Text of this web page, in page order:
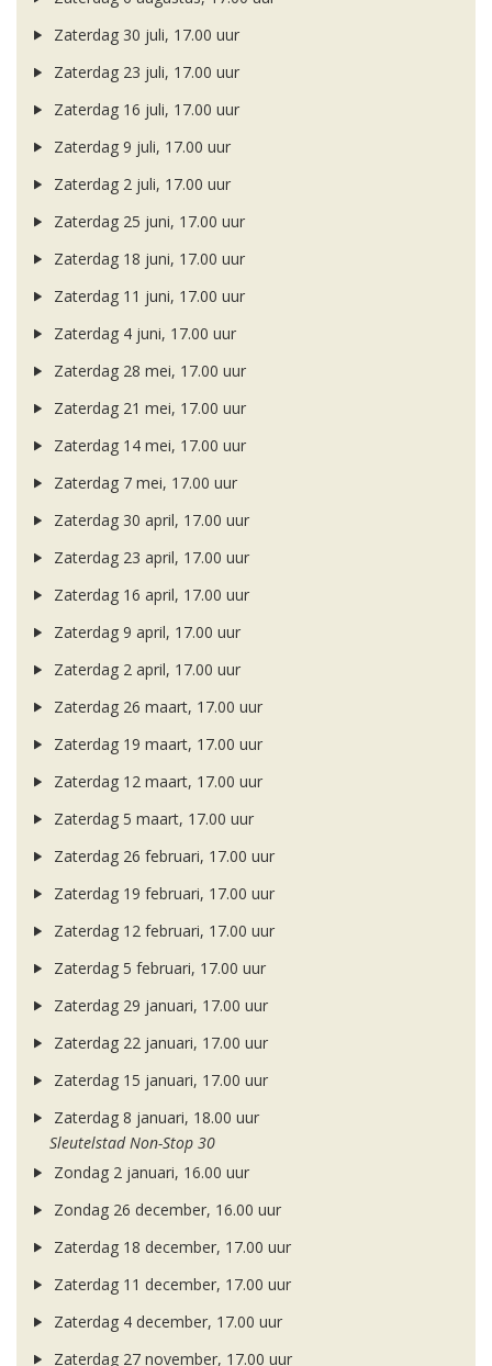
Zaterdag 30 juli, 17.00 uur
Zaterdag 23 juli, 17.00 uur
Zaterdag 16 juli, 17.00 uur
Zaterdag 9 juli, 17.00 uur
Zaterdag 2 juli, 17.00 uur
Zaterdag 25 juni, 17.00 uur
Zaterdag 18 juni, 17.00 uur
Zaterdag 11 juni, 17.00 uur
Zaterdag 4 juni, 17.00 uur
Zaterdag 28 mei, 17.00 uur
Zaterdag 21 mei, 17.00 uur
Zaterdag 14 mei, 17.00 uur
Zaterdag 7 mei, 17.00 uur
Zaterdag 30 april, 17.00 uur
Zaterdag 23 april, 17.00 uur
Zaterdag 16 april, 17.00 uur
Zaterdag 9 april, 17.00 uur
Zaterdag 2 april, 17.00 uur
Zaterdag 26 maart, 17.00 uur
Zaterdag 19 maart, 17.00 uur
Zaterdag 12 maart, 17.00 uur
Zaterdag 5 maart, 17.00 uur
Zaterdag 26 februari, 17.00 uur
Zaterdag 19 februari, 17.00 uur
Zaterdag 12 februari, 17.00 uur
Zaterdag 5 februari, 17.00 uur
Zaterdag 29 januari, 17.00 uur
Zaterdag 22 januari, 17.00 uur
Zaterdag 15 januari, 17.00 uur
Zaterdag 8 januari, 18.00 uur
Sleutelstad Non-Stop 30
Zondag 2 januari, 16.00 uur
Zondag 26 december, 16.00 uur
Zaterdag 18 december, 17.00 uur
Zaterdag 11 december, 17.00 uur
Zaterdag 4 december, 17.00 uur
Zaterdag 27 november, 17.00 uur